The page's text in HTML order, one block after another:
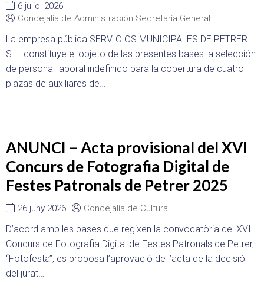
6 juliol 2026
Concejalía de Administración Secretaría General
La empresa pública SERVICIOS MUNICIPALES DE PETRER
S.L. constituye el objeto de las presentes bases la selección
de personal laboral indefinido para la cobertura de cuatro
plazas de auxiliares de…
ANUNCI – Acta provisional del XVI
Concurs de Fotografia Digital de
Festes Patronals de Petrer 2025
26 juny 2026 Concejalía de Cultura
D’acord amb les bases que regixen la convocatòria del XVI
Concurs de Fotografia Digital de Festes Patronals de Petrer,
“Fotofesta”, es proposa l’aprovació de l’acta de la decisió
del jurat…